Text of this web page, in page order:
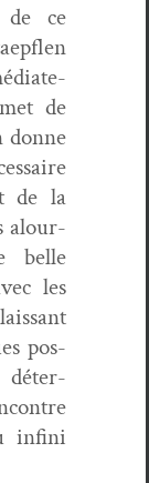
ce
de
donne
de la
alour­
belle
les
pos­
déter­
infi­ni